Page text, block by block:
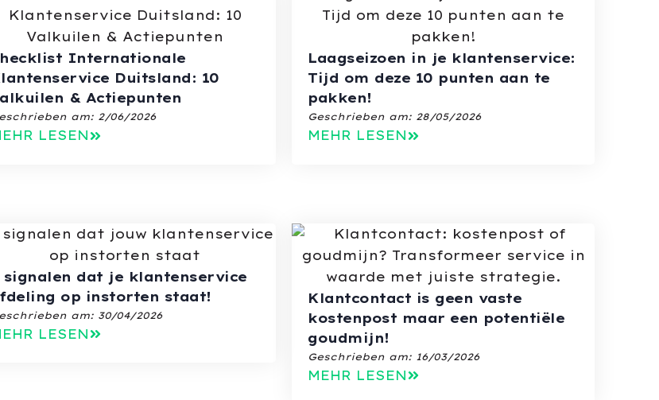
Internationale
Duitsland: 10
& Actiepunten
am: 2/06/2026
LESEN
Laagseizoen in je klantenservice:
Tijd om deze 10 punten aan te
pakken!
Geschrieben am: 28/05/2026
MEHR LESEN
signalen dat je klantenservice
op instorten staat!
am: 30/04/2026
LESEN
Klantcontact is geen vaste
kostenpost maar een potentiële
goudmijn!
Geschrieben am: 16/03/2026
MEHR LESEN